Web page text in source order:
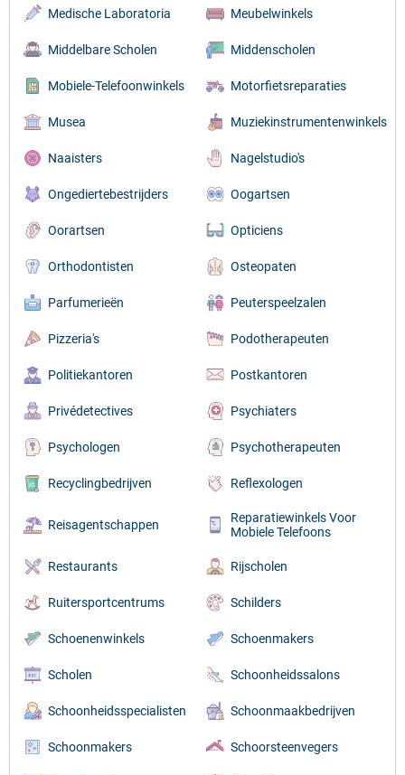
Medische Laboratoria Meubelwinkels
Middelbare Scholen Middenscholen
Mobiele-Telefoonwinkels Motorfietsreparaties
Musea Muziekinstrumentenwinkels
Naaisters Nagelstudio's
Ongediertebestrijders Oogartsen
Oorartsen Opticiens
Orthodontisten Osteopaten
Parfumerieën Peuterspeelzalen
Pizzeria's Podotherapeuten
Politiekantoren Postkantoren
Privédetectives Psychiaters
Psychologen Psychotherapeuten
Recyclingbedrijven Reflexologen
Reisagentschappen
Reparatiewinkels Voor
Mobiele Telefoons
Restaurants Rijscholen
Ruitersportcentrums Schilders
Schoenenwinkels Schoenmakers
Scholen Schoonheidssalons
Schoonheidsspecialisten Schoonmaakbedrijven
Schoonmakers Schoorsteenvegers